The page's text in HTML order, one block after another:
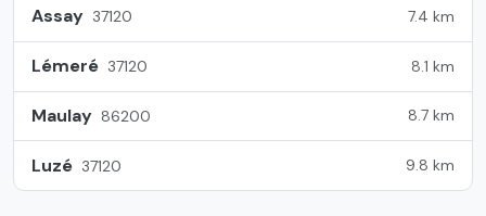
Assay 37120 7.4 km
Lémeré 37120 8.1 km
Maulay 86200 8.7 km
Luzé 37120 9.8 km